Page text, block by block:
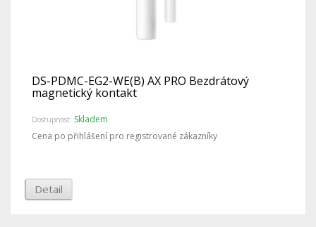
DS-PDMC-EG2-WE(B) AX PRO Bezdrátový
magnetický kontakt
Dostupnost: Skladem
Cena po přihlášení pro registrované zákazníky
Detail